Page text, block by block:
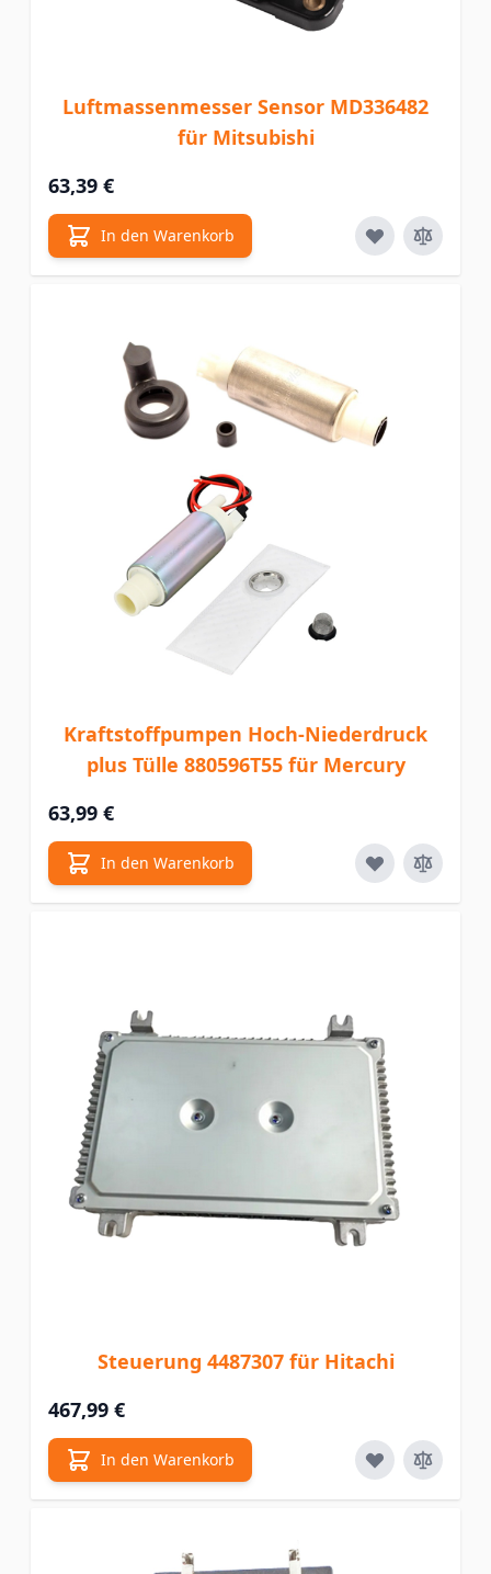
Luftmassenmesser Sensor MD336482
für Mitsubishi
63,39 €
In den Warenkorb
Kraftstoffpumpen Hoch-Niederdruck
plus Tülle 880596T55 für Mercury
63,99 €
In den Warenkorb
Steuerung 4487307 für Hitachi
467,99 €
In den Warenkorb